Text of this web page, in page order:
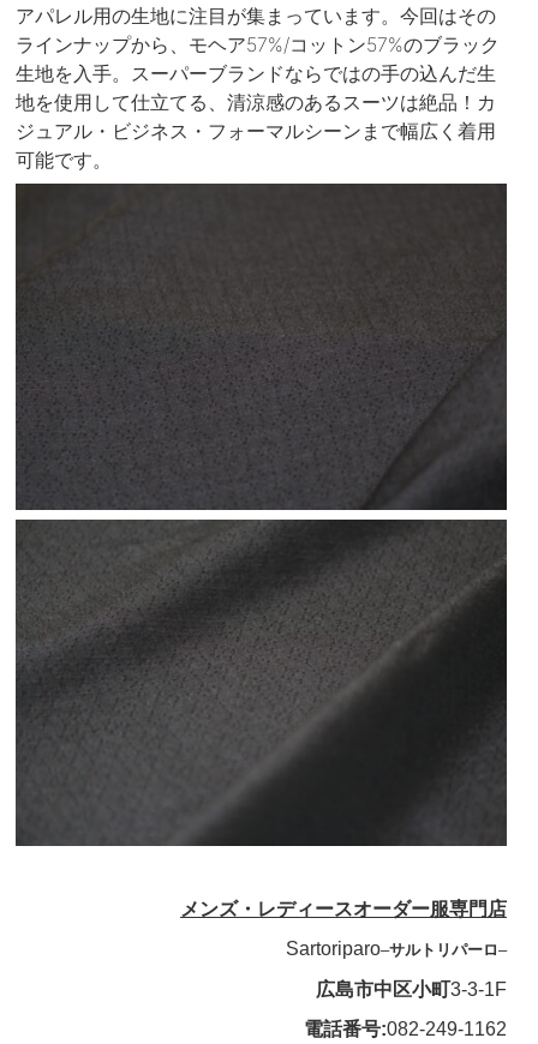
アパレル用の生地に注目が集まっています。今回はその
ラインナップから、モヘア57%/コットン57%のブラック
生地を入手。スーパーブランドならではの手の込んだ生
地を使用して仕立てる、清涼感のあるスーツは絶品！カ
ジュアル・ビジネス・フォーマルシーンまで幅広く着用
可能です。
メンズ・レディースオーダー服専門店
Sartoriparo–サルトリパーロ–
広島市中区小町3-3-1F
電話番号:082-249-1162